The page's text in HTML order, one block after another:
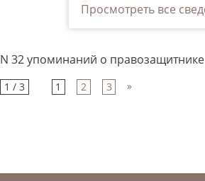
N 32 упоминаний о правозащитнике
1 / 3 1 2 3 »